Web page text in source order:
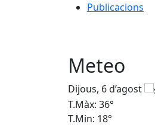
Publicacions
Meteo
Dijous, 6 d’agost
T.Màx: 36°
T.Min: 18°